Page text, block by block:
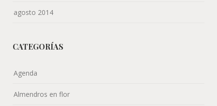
agosto 2014
CATEGORÍAS
Agenda
Almendros en flor